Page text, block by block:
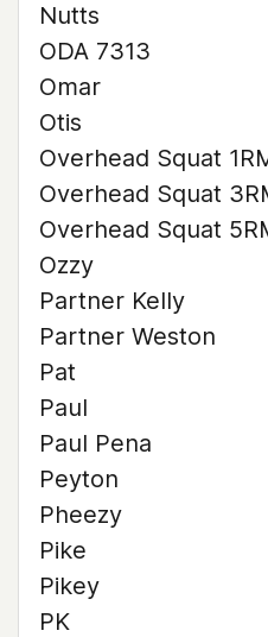
Nutts
ODA 7313
Omar
Otis
Overhead Squat
Overhead Squat
Overhead Squat
Ozzy
Partner Kelly
Partner Weston
Pat
Paul
Paul Pena
Peyton
Pheezy
Pike
Pikey
PK